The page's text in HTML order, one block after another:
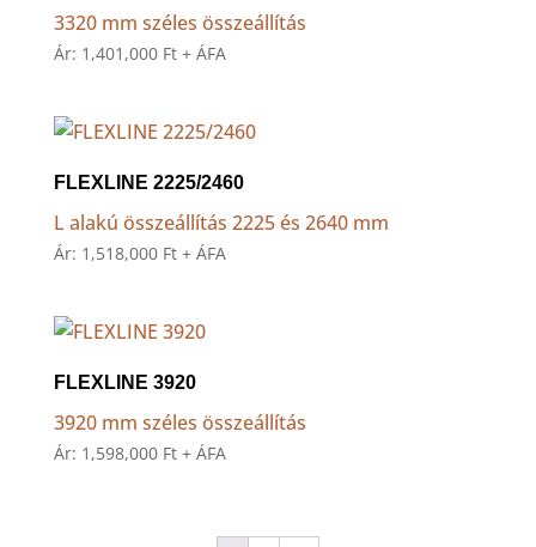
3320 mm széles összeállítás
Ár: 1,401,000 Ft + ÁFA
FLEXLINE 2225/2460
L alakú összeállítás 2225 és 2640 mm
Ár: 1,518,000 Ft + ÁFA
FLEXLINE 3920
3920 mm széles összeállítás
Ár: 1,598,000 Ft + ÁFA